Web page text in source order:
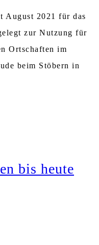
August 2021 für das
zur Nutzung für
Ortschaften im
beim Stöbern in
bis heute